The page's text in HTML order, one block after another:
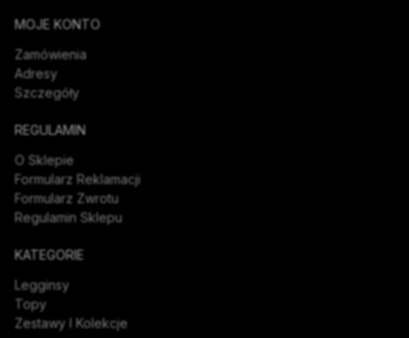
MOJE KONTO
Zamówienia
Adresy
Szczegóły
REGULAMIN
O Sklepie
Formularz Reklamacji
Formularz Zwrotu
Regulamin Sklepu
KATEGORIE
Legginsy
Topy
Zestawy I Kolekcje